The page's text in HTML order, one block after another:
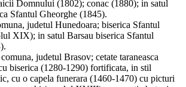
Domnului (1802); conac (1880); in satul
Sfantul Gheorghe (1845).
judetul Hunedoara; biserica Sfantul
XIX); in satul Barsau biserica Sfantul
judetul Brasov; cetate taraneasca
biserica (1280-1290) fortificata, in stil
cu o capela funerara (1460-1470) cu picturi